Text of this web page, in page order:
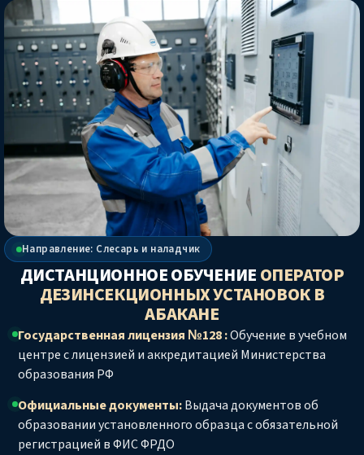
Направление: Слесарь и наладчик
ДИСТАНЦИОННОЕ ОБУЧЕНИЕОПЕРАТОР
ДЕЗИНСЕКЦИОННЫХ УСТАНОВОКВ
АБАКАНЕ
Государственная лицензия №128 :Обучение в учебном
центре с лицензией и аккредитацией Министерства
образования РФ
Официальные документы:Выдача документов об
образовании установленного образца с обязательной
регистрацией в ФИС ФРДО